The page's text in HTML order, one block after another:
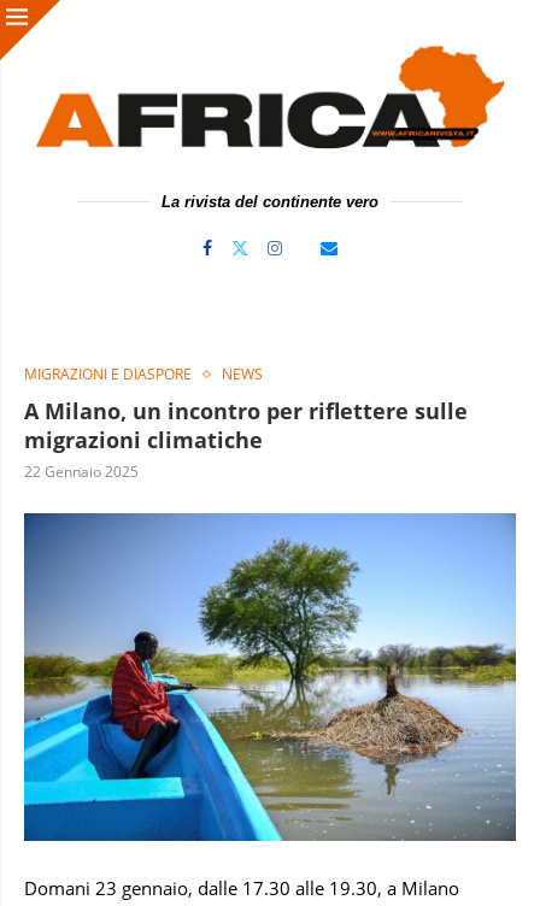
La rivista del continente vero
MIGRAZIONI E DIASPORE NEWS
A Milano, un incontro per riflettere sulle
migrazioni climatiche
22 Gennaio 2025
Domani 23 gennaio, dalle 17.30 alle 19.30, a Milano